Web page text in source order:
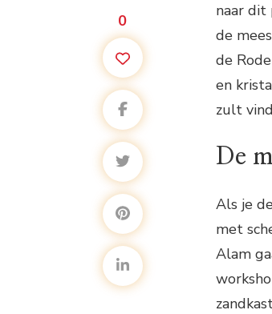
0
naar dit
de
de
en
zult
De
Als je
met
Alam